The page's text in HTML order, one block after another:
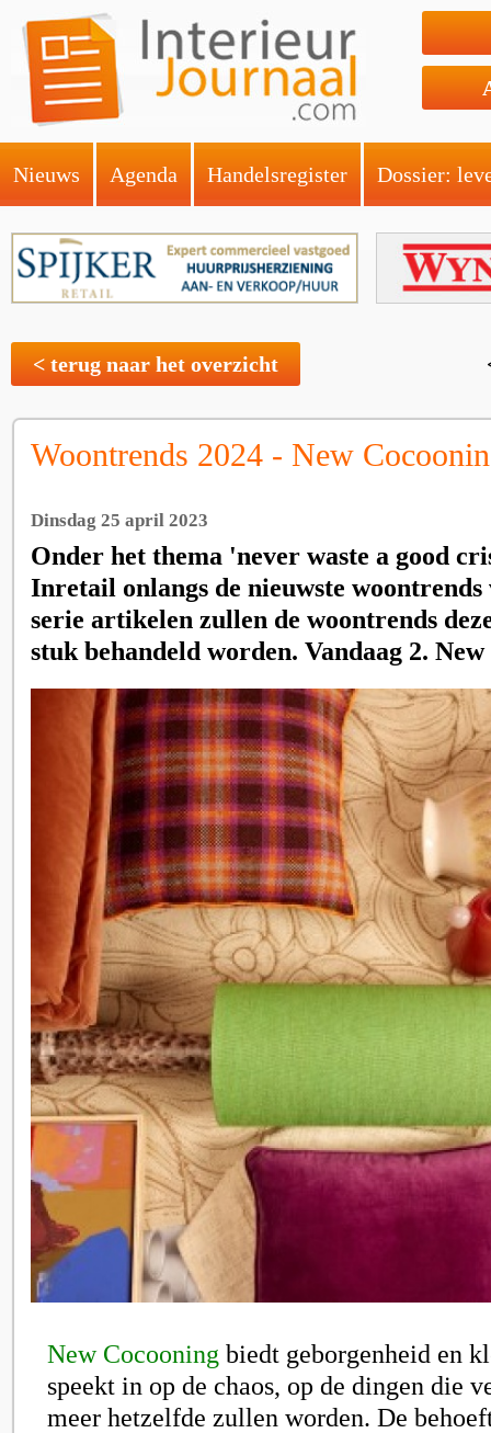
Nieuws Agenda Handelsregister Dossier:
< terug naar het overzicht
Woontrends 2024 - New
Dinsdag 25 april 2023
Onder het thema 'never waste a good
Inretail onlangs de nieuwste woontrends
serie artikelen zullen de woontrends
stuk behandeld worden. Vandaag 2.
New Cocooning biedt geborgenheid en
speekt in op de chaos, op de dingen die
meer hetzelfde zullen worden. De